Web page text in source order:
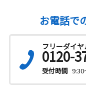
お電話で
フリーダイヤ
0120-
受付時間 9:30